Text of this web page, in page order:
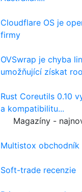
Cloudflare OS je
firmy
OVSwrap je chyba
umožňující získat
Rust Coreutils 0.10
a kompatibilitu...
Magazíny -
Multistox obchodník
Soft-trade recenzie